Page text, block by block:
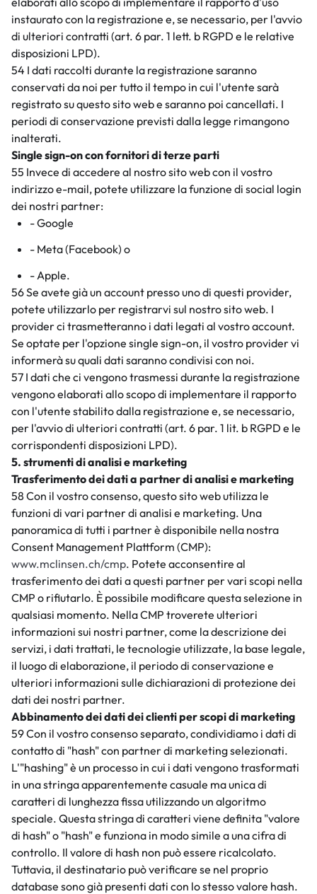
instaurato con la registrazione e, se necessario, per l'avvio
di ulteriori contratti (art. 6 par. 1 lett. b RGPD e le relative
disposizioni LPD).
54 I dati raccolti durante la registrazione saranno
conservati da noi per tutto il tempo in cui l'utente sarà
registrato su questo sito web e saranno poi cancellati. I
periodi di conservazione previsti dalla legge rimangono
inalterati.
Single sign-on con fornitori di terze parti
55 Invece di accedere al nostro sito web con il vostro
indirizzo e-mail, potete utilizzare la funzione di social login
dei nostri partner:
- Google
- Meta (Facebook) o
- Apple.
56 Se avete già un account presso uno di questi provider,
potete utilizzarlo per registrarvi sul nostro sito web. I
provider ci trasmetteranno i dati legati al vostro account.
Se optate per l'opzione single sign-on, il vostro provider vi
informerà su quali dati saranno condivisi con noi.
57 I dati che ci vengono trasmessi durante la registrazione
vengono elaborati allo scopo di implementare il rapporto
con l'utente stabilito dalla registrazione e, se necessario,
per l'avvio di ulteriori contratti (art. 6 par. 1 lit. b RGPD e le
corrispondenti disposizioni LPD).
5. strumenti di analisi e marketing
Trasferimento dei dati a partner di analisi e marketing
58 Con il vostro consenso, questo sito web utilizza le
funzioni di vari partner di analisi e marketing. Una
panoramica di tutti i partner è disponibile nella nostra
Consent Management Plattform (CMP):
www.mclinsen.ch/cmp. Potete acconsentire al
trasferimento dei dati a questi partner per vari scopi nella
CMP o rifiutarlo. È possibile modificare questa selezione in
qualsiasi momento. Nella CMP troverete ulteriori
informazioni sui nostri partner, come la descrizione dei
servizi, i dati trattati, le tecnologie utilizzate, la base legale,
il luogo di elaborazione, il periodo di conservazione e
ulteriori informazioni sulle dichiarazioni di protezione dei
dati dei nostri partner.
Abbinamento dei dati dei clienti per scopi di marketing
59 Con il vostro consenso separato, condividiamo i dati di
contatto di "hash" con partner di marketing selezionati.
L'"hashing" è un processo in cui i dati vengono trasformati
in una stringa apparentemente casuale ma unica di
caratteri di lunghezza fissa utilizzando un algoritmo
speciale. Questa stringa di caratteri viene definita "valore
di hash" o "hash" e funziona in modo simile a una cifra di
controllo. Il valore di hash non può essere ricalcolato.
Tuttavia, il destinatario può verificare se nel proprio
database sono già presenti dati con lo stesso valore hash.